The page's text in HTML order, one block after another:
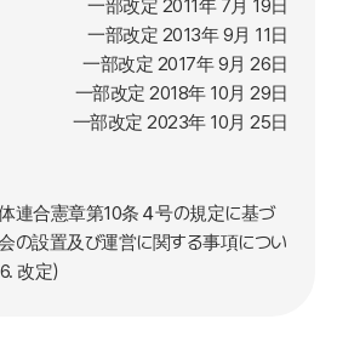
一部改定 2011年 7月 19日
一部改定 2013年 9月 11日
一部改定 2017年 9月 26日
一部改定 2018年 10月 29日
一部改定 2023年 10月 25日
連合憲章第10条４号の規定に基づ
の設置及び運営に関する事項につい
改定）